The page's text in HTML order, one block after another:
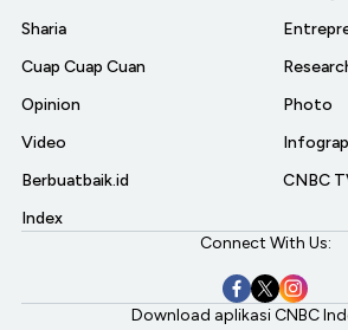
Sharia
Cuap Cuap Cuan
Opinion
Video
Berbuatbaik.id
Index
Photo
CNBC
Connect With Us:
Download aplikasi CNBC